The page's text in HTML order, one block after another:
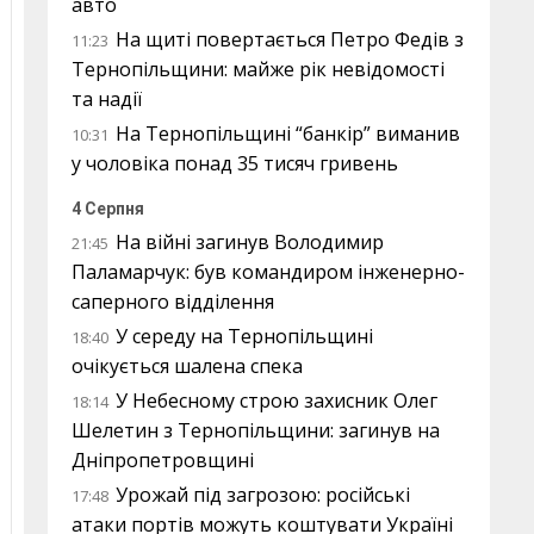
11:23 На щиті повертається Петро Федів з
Тернопільщини: майже рік невідомості
та надії
10:31 На Тернопільщині “банкір” виманив
у чоловіка понад 35 тисяч гривень
4 Серпня
21:45 На війні загинув Володимир
Паламарчук: був командиром інженерно-
саперного відділення
18:40 У середу на Тернопільщині
очікується шалена спека
18:14 У Небесному строю захисник Олег
Шелетин з Тернопільщини: загинув на
Дніпропетровщині
17:48 Урожай під загрозою: російські
атаки портів можуть коштувати Україні